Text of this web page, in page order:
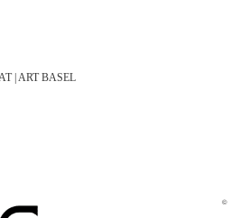
| ART BASEL
©